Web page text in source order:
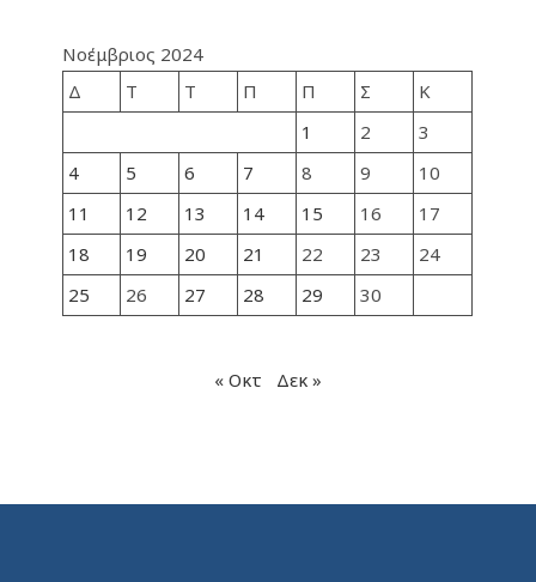
Νοέμβριος 2024
Δ
Τ Τ Π Π Σ
Κ
1
2
3
4
5 6 7 8 9
10
11
12 13 14 15 16
17
18
19 20 21 22 23
24
25
26 27 28 29 30
« Οκτ Δεκ »